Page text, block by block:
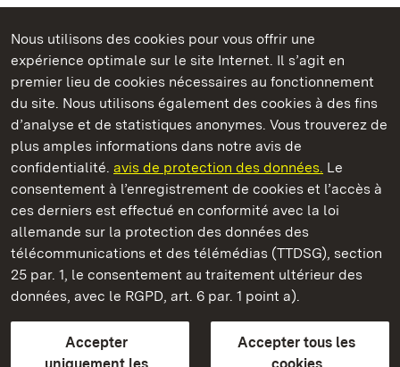
Nous utilisons des cookies pour vous offrir une
expérience optimale sur le site Internet. Il s’agit en
premier lieu de cookies nécessaires au fonctionnement
du site. Nous utilisons également des cookies à des fins
d’analyse et de statistiques anonymes. Vous trouverez de
plus amples informations dans notre avis de
confidentialité. avis de protection des données. Le
consentement à l’enregistrement de cookies et l’accès à
ces derniers est effectué en conformité avec la loi
allemande sur la protection des données des
télécommunications et des télémédias (TTDSG), section
25 par. 1, le consentement au traitement ultérieur des
données, avec le RGPD, art. 6 par. 1 point a).
Accepter
Accepter tous les
Châteaux et jardins publics du Bade-Wurtemberg
Château résidentiel de Rastatt
Châteaux et jardins publics du Bade-Wurtemberg
Contact et InformationsFAQ et réponsesMentions légales
Protection des données
Explications sur l’accessibilité
BITV-konform (geprüfte Seiten)
plus loin